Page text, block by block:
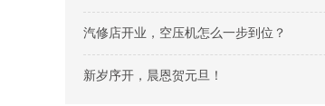
汽修店开业，空压机怎么一步到位？
新岁序开，晨恩贺元旦！